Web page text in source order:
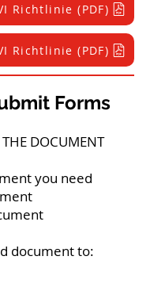
Richtlinie (PDF)
Richtlinie (PDF)
Forms
DOCUMENT​
you need
document to: